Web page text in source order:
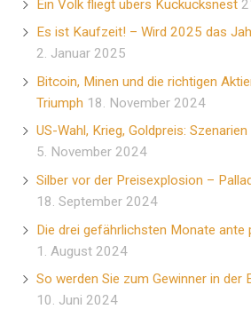
Ein Volk fliegt übers Kuckucksnest
Es ist Kaufzeit! – Wird 2025 das
2. Januar 2025
Bitcoin, Minen und die richtigen
Triumph 18. November 2024
US-Wahl, Krieg, Goldpreis:
5. November 2024
Silber vor der Preisexplosion –
18. September 2024
Die drei gefährlichsten Monate ante
1. August 2024
So werden Sie zum Gewinner in der
10. Juni 2024